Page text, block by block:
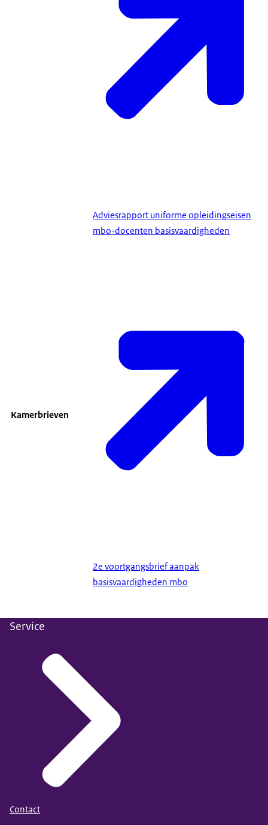
Adviesrapport uniforme opleidingseisen
mbo-docenten basisvaardigheden
Kamerbrieven
2e voortgangsbrief aanpak
basisvaardigheden mbo
Service
Contact